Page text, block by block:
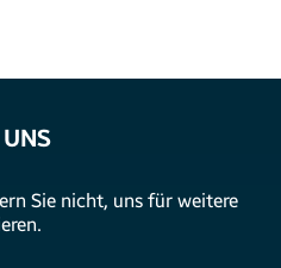
Sie nicht, uns für weitere